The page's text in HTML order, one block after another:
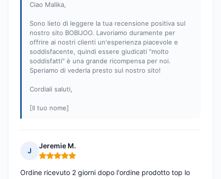
Ciao Malika,
Sono lieto di leggere la tua recensione positiva sul
nostro sito BOBIJOO. Lavoriamo duramente per
offrire ai nostri clienti un'esperienza piacevole e
soddisfacente, quindi essere giudicati "molto
soddisfatti" è una grande ricompensa per noi.
Speriamo di vederla presto sul nostro sito!
Cordiali saluti,
[Il tuo nome]
J
Jeremie M.
Nota: 5 su 5
Ordine ricevuto 2 giorni dopo l'ordine prodotto top lo